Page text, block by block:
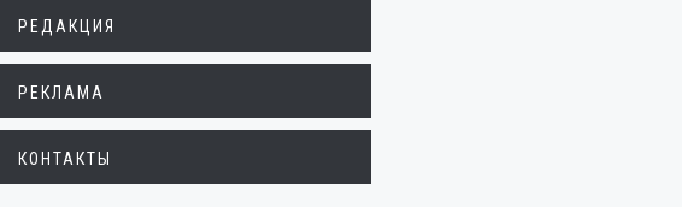
РЕДАКЦИЯ
РЕКЛАМА
КОНТАКТЫ